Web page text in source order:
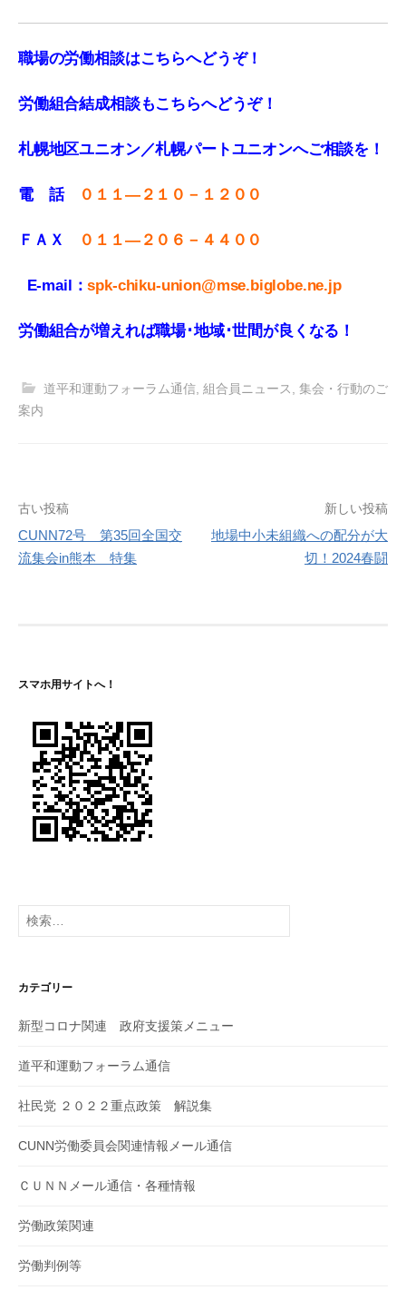
職場の労働相談はこちらへどうぞ！
労働組合結成相談もこちらへどうぞ！
札幌地区ユニオン／札幌パートユニオンへご相談を！
電 話 ０１１—２１０－１２００
ＦＡＸ ０１１—２０６－４４００
E-mail：spk-chiku-union@mse.biglobe.ne.jp
労働組合が増えれば職場･地域･世間が良くなる！
道平和運動フォーラム通信 組合員ニュース
集会・行動のご
案内
投
稿
ー
ョ
ン
古い投稿
CUNN72号 第35回全国交
流集会in熊本 特集
新しい投稿
地場中小未組織への配分が大
切！2024春闘
スマホ用サイトへ！
検
索:
カテゴリー
新型コロナ関連 政府支援策メニュー
道平和運動フォーラム通信
社民党 ２０２２重点政策 解説集
CUNN労働委員会関連情報メール通信
ＣＵＮＮメール通信・各種情報
労働政策関連
労働判例等